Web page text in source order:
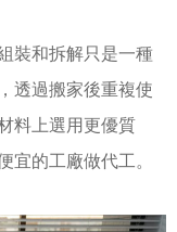
裝和拆解只是一種
透過搬家後重複使
料上選用更優質
宜的工廠做代工。